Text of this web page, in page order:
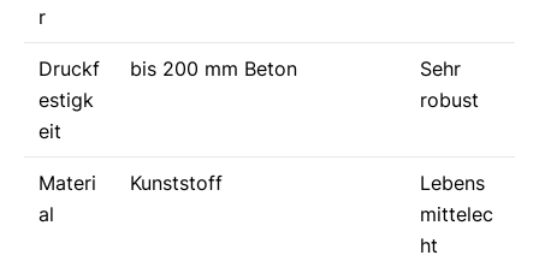
r
Druckf
estigk
eit
bis 200 mm Beton
Sehr
robust
Materi
al
Kunststoff
Lebens
mittelec
ht